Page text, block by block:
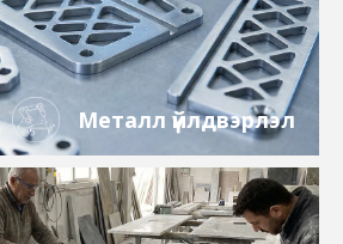
Металл үйлдвэрлэл